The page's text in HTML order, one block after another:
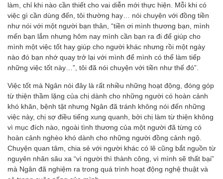
làm, chỉ khi nào cần thiết cho vai diễn mới thực hiện. Mỗi khi có
việc gì cần dùng đến, tôi thường hay… nói chuyện với đồng tiền
như nói với một người bạn thân, “tiền ơi mình thương bạn, mình
mến bạn lắm nhưng hôm nay mình cần bạn ra đi để giúp cho
mình một việc tốt hay giúp cho người khác nhưng rồi một ngày
nào đó bạn nhớ quay trở lại với mình để mình có thể làm tiếp
những việc tốt này…”, tôi đã nói chuyện với tiền như thế đó”.
Việc tốt mà Ngân nói đây là rất nhiều những hoạt động, đóng góp
từ thiện thầm lặng của chị dành cho những người có hoàn cảnh
khó khăn, bệnh tật nhưng Ngân đã tránh không nói đến những
việc này, chị sợ điều tiếng xung quanh, bởi chị làm từ thiện không
vì mục đích nào, ngoài tình thương của một người đã từng có
hoàn cảnh nghèo khó dành cho những người đồng cảnh ngộ.
Chuyện quan tâm, chia sẻ với người khác có lẽ cũng bắt nguồn từ
nguyên nhân sâu xa “vì người thì thành công, vì mình sẽ thất bại”
mà Ngân đã nghiệm ra trong quá trình hoạt động nghệ thuật và